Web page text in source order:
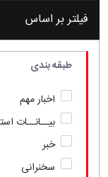
فیلتر بر اساس
طبقه بندی
اخبار مهم
بیــانــات
خبر
سخنرانی